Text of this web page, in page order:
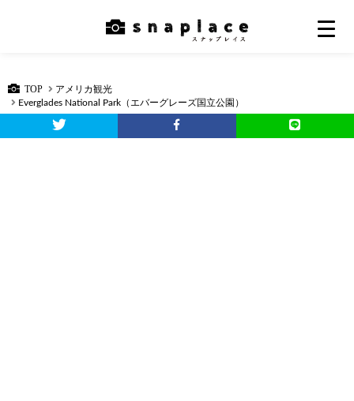
TOP
アメリカ観光
Everglades National Park（エバーグレーズ国立公園）